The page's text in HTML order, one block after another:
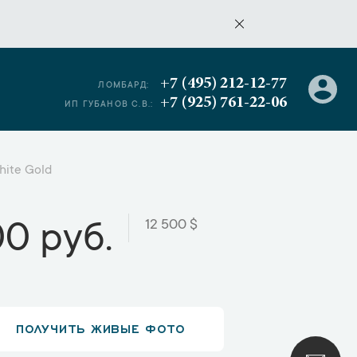
ЛОМБАРД: +7 (495) 212-12-77
ИП ГУБАНОВ С.В.: +7 (925) 761-22-06
Gold
руб. 12 500 $
ПОЛУЧИТЬ ЖИВЫЕ ФОТО